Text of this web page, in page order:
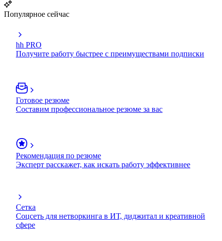
Популярное сейчас
hh PRO
Получите работу быстрее с преимуществами подписки
Готовое резюме
Составим профессиональное резюме за вас
Рекомендация по резюме
Эксперт расскажет, как искать работу эффективнее
Сетка
Соцсеть для нетворкинга в ИТ, диджитал и креативной
сфере